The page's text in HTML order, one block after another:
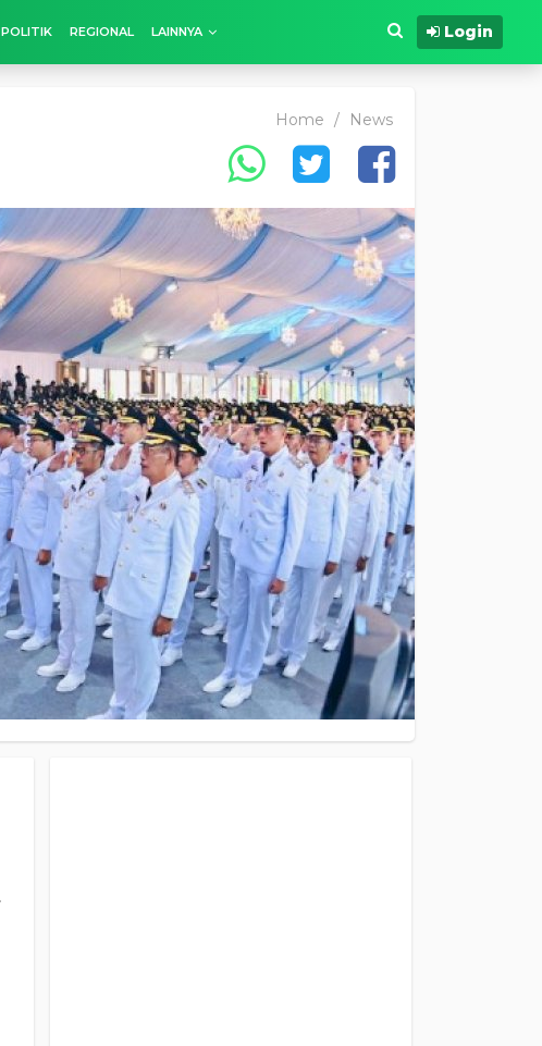
POLITIK REGIONAL LAINNYA Login
Home / News